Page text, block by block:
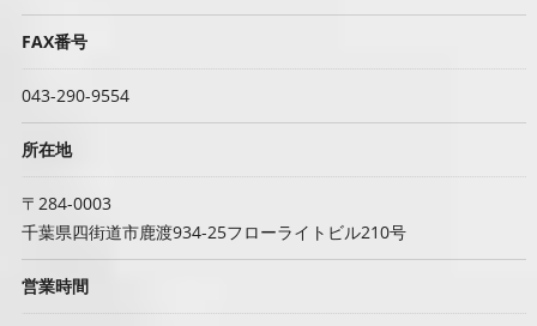
FAX番号
043-290-9554
所在地
〒284-0003
千葉県四街道市鹿渡934-25フローライトビル210号
営業時間